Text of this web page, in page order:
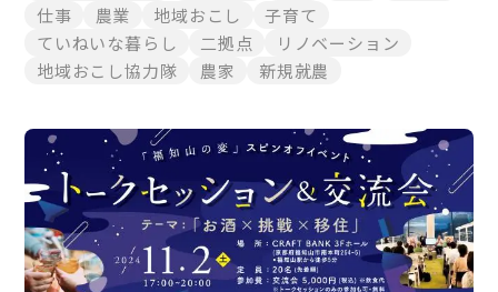
仕事
農業 地域おこし
子育て
ていねいな暮らし
二拠点
リノベーション
地域おこし協力隊
農家 新規就農